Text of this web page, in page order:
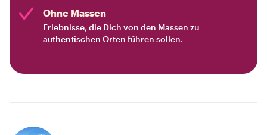
Ohne Massen
Erlebnisse, die Dich von den Massen zu
authentischen Orten führen sollen.